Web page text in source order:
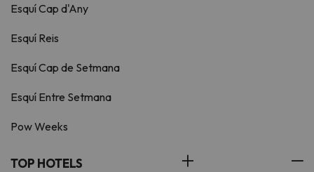
Esquí Cap d'Any
Esquí Reis
Esquí Cap de Setmana
Esquí Entre Setmana
Pow Weeks
TOP HOTELS